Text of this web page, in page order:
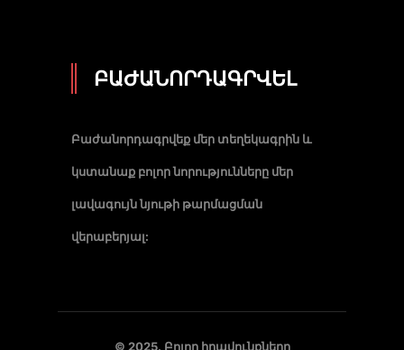
ԲԱԺԱՆՈՐԴԱԳՐՎԵԼ
Բաժանորդագրվեք մեր տեղեկագրին և
կստանաք բոլոր նորությունները մեր
լավագույն նյութի թարմացման
վերաբերյալ:
© 2025. Բոլոր իրավունքները